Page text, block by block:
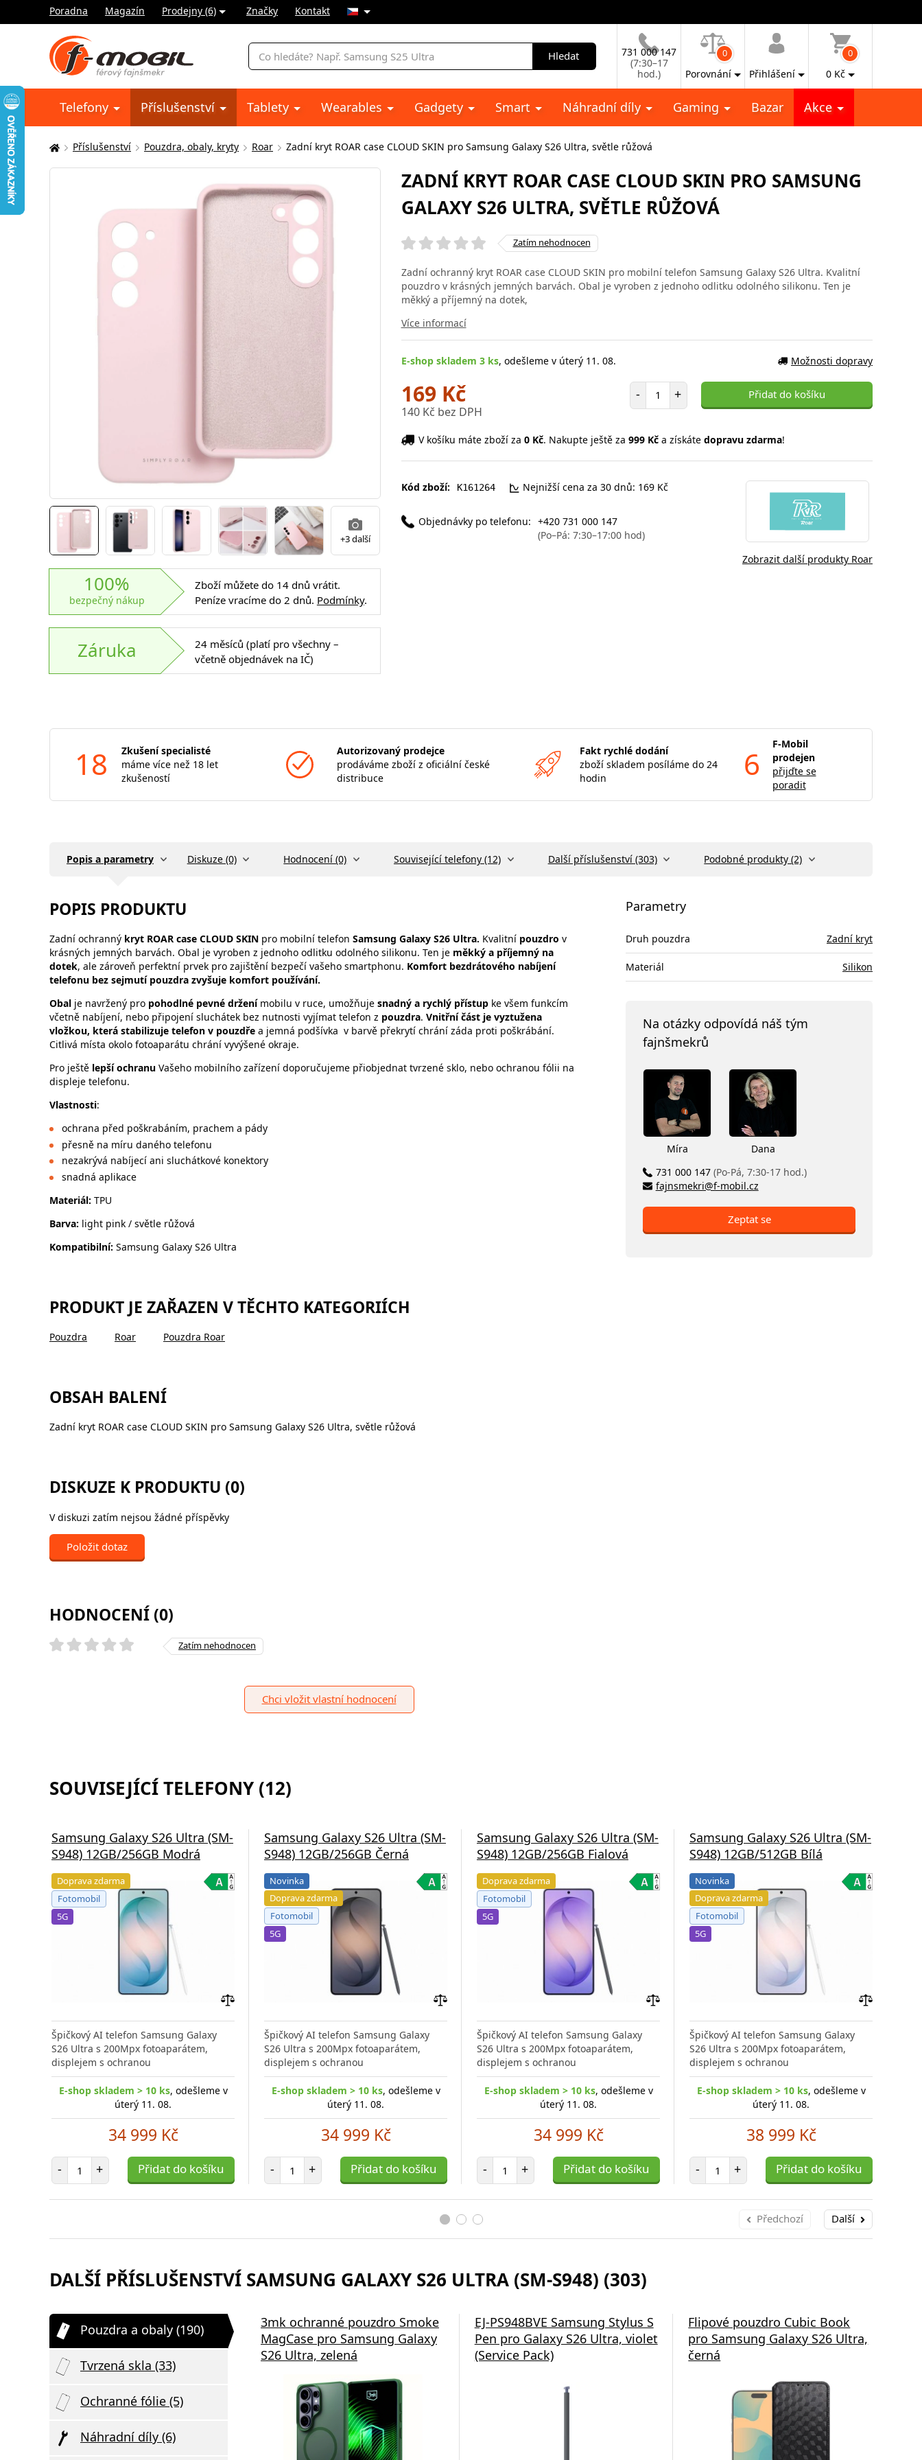
Poradna Magazín Prodejny (6) Značky Kontakt
Vyhledávání
Hledat
731 000 147
(7:30–17
hod.)
0
Porovnání Přihlášení
0
0 Kč
Telefony Příslušenství Tablety Wearables Gadgety Smart Náhradní díly Gaming Bazar Akce
Zde
se
Příslušenství Pouzdra, obaly, kryty Roar Zadní kryt ROAR case CLOUD SKIN pro Samsung Galaxy S26 Ultra, světle růžová
+3 další
100%
bezpečný nákup
Zboží můžete do 14 dnů vrátit.
Peníze vracíme do 2 dnů. Podmínky.
Záruka
24 měsíců (platí pro všechny –
včetně objednávek na IČ)
ZADNÍ KRYT ROAR CASE CLOUD SKIN PRO SAMSUNG
GALAXY S26 ULTRA, SVĚTLE RŮŽOVÁ
Zatím nehodnocen
Zadní ochranný kryt ROAR case CLOUD SKIN pro mobilní telefon Samsung Galaxy S26 Ultra. Kvalitní
pouzdro v krásných jemných barvách. Obal je vyroben z jednoho odlitku odolného silikonu. Ten je
měkký a příjemný na dotek,
Více informací
E-shop skladem 3 ks, odešleme v úterý 11. 08. Možnosti dopravy
169 Kč
140 Kč bez DPH
- Počet položek
+ Přidat do košíku
V košíku máte zboží za 0 Kč. Nakupte ještě za 999 Kča získáte dopravu zdarma!
Kód zboží: K161264 Nejnižší cena za 30 dnů: 169 Kč
Objednávky po telefonu: +420 731 000 147
(Po–Pá: 7:30–17:00 hod)
Zobrazit další produkty Roar
18
Zkušení specialisté
máme více než 18 let
zkušeností
Autorizovaný prodejce
prodáváme zboží z oficiální české
distribuce
Fakt rychlé dodání
zboží skladem posíláme do 24
hodin
6
F-Mobil
prodejen
přijďte se
poradit
Popis a parametry Diskuze (0) Hodnocení (0) Související telefony (12) Další příslušenství (303) Podobné produkty (2)
POPIS PRODUKTU
Zadní ochranný kryt ROAR case CLOUD SKIN pro mobilní telefon Samsung Galaxy S26 Ultra. Kvalitní pouzdro v
krásných jemných barvách. Obal je vyroben z jednoho odlitku odolného silikonu. Ten je měkký a příjemný na
dotek, ale zároveň perfektní prvek pro zajištění bezpečí vašeho smartphonu. Komfort bezdrátového nabíjení
telefonu bez sejmutí pouzdra zvyšuje komfort používání.
Obal je navržený pro pohodlné pevné drženímobilu v ruce, umožňuje snadný a rychlý přístup ke všem funkcím
včetně nabíjení, nebo připojení sluchátek bez nutnosti vyjímat telefon z pouzdra. Vnitřní část je vyztužena
vložkou, která stabilizuje telefon v pouzdře a jemná podšívka v barvě překrytí chrání záda proti poškrábání.
Citlivá místa okolo fotoaparátu chrání vyvýšené okraje.
Pro ještě lepší ochranu Vašeho mobilního zařízení doporučujeme přiobjednat tvrzené sklo, nebo ochranou fólii na
displeje telefonu.
Vlastnosti:
ochrana před poškrabáním, prachem a pády
přesně na míru daného telefonu
nezakrývá nabíjecí ani sluchátkové konektory
snadná aplikace
Materiál: TPU
Barva: light pink / světle růžová
Kompatibilní: Samsung Galaxy S26 Ultra
PRODUKT JE ZAŘAZEN V TĚCHTO KATEGORIÍCH
Pouzdra Roar Pouzdra Roar
OBSAH BALENÍ
Zadní kryt ROAR case CLOUD SKIN pro Samsung Galaxy S26 Ultra, světle růžová
DISKUZE K PRODUKTU (0)
V diskuzi zatím nejsou žádné příspěvky
Položit dotaz
HODNOCENÍ (0)
Zatím nehodnocen
Chci vložit vlastní hodnocení
Parametry
Druh pouzdra Zadní kryt
Materiál Silikon
Na otázky odpovídá náš tým
fajnšmekrů
Míra
Dana
731 000 147 (Po-Pá, 7:30-17 hod.)
fajnsmekri@f-mobil.cz
Zeptat se
SOUVISEJÍCÍ TELEFONY (12)
Samsung Galaxy S26 Ultra (SM-
S948) 12GB/256GB Modrá
Doprava zdarma
Fotomobil
5G
porovnání
Špičkový AI telefon Samsung Galaxy
S26 Ultra s 200Mpx fotoaparátem,
displejem s ochranou
E-shop skladem > 10 ks, odešleme v
úterý 11. 08.
34 999 Kč
- Počet položek
+ Přidat do košíku
Samsung Galaxy S26 Ultra (SM-
S948) 12GB/256GB Černá
Novinka
Doprava zdarma
Fotomobil
5G
porovnání
Špičkový AI telefon Samsung Galaxy
S26 Ultra s 200Mpx fotoaparátem,
displejem s ochranou
E-shop skladem > 10 ks, odešleme v
úterý 11. 08.
34 999 Kč
- Počet položek
+ Přidat do košíku
Samsung Galaxy S26 Ultra (SM-
S948) 12GB/256GB Fialová
Doprava zdarma
Fotomobil
5G
porovnání
Špičkový AI telefon Samsung Galaxy
S26 Ultra s 200Mpx fotoaparátem,
displejem s ochranou
E-shop skladem > 10 ks, odešleme v
úterý 11. 08.
34 999 Kč
- Počet položek
+ Přidat do košíku
Samsung Galaxy S26 Ultra (SM-
S948) 12GB/512GB Bílá
Novinka
Doprava zdarma
Fotomobil
5G
Špičkový AI telefon Samsung Galaxy
S26 Ultra s 200Mpx fotoaparátem,
displejem s ochranou
E-shop skladem > 10 ks, odešleme v
úterý 11. 08.
38 999 Kč
- Počet položek
+ Přidat do košíku
Předchozí Další
DALŠÍ PŘÍSLUŠENSTVÍ SAMSUNG GALAXY S26 ULTRA (SM-S948) (303)
Pouzdra a obaly (190)
Tvrzená skla (33)
Ochranné fólie (5)
Náhradní díly (6)
3mk ochranné pouzdro Smoke
MagCase pro Samsung Galaxy
S26 Ultra, zelená
EJ-PS948BVE Samsung Stylus S
Pen pro Galaxy S26 Ultra, violet
(Service Pack)
Flipové pouzdro Cubic Book
pro Samsung Galaxy S26 Ultra,
černá